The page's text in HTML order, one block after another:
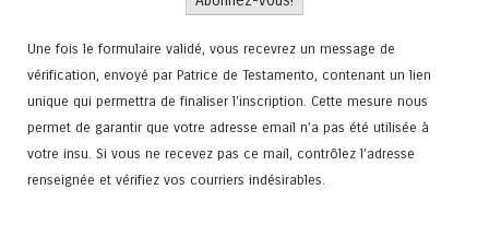
Une fois le formulaire validé, vous recevrez un message de
vérification, envoyé par Patrice de Testamento, contenant un lien
unique qui permettra de finaliser l'inscription. Cette mesure nous
permet de garantir que votre adresse email n’a pas été utilisée à
votre insu. Si vous ne recevez pas ce mail, contrôlez l’adresse
renseignée et vérifiez vos courriers indésirables.